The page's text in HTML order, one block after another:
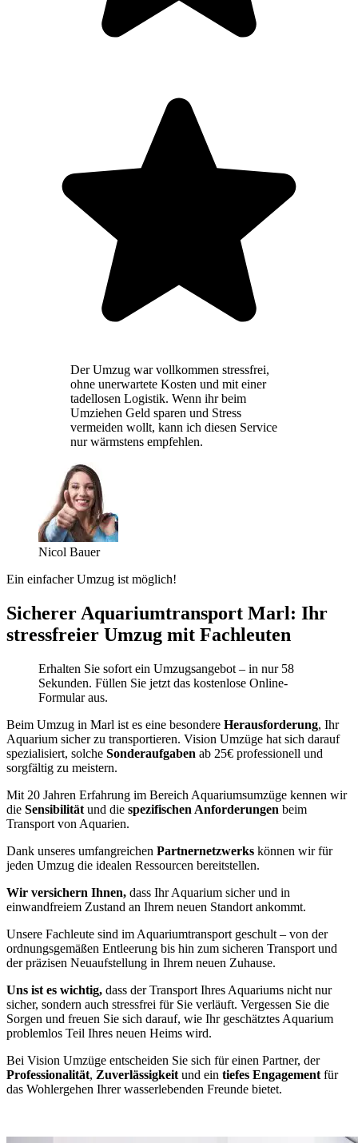
Der Umzug war vollkommen stressfrei,
ohne unerwartete Kosten und mit einer
tadellosen Logistik. Wenn ihr beim
Umziehen Geld sparen und Stress
vermeiden wollt, kann ich diesen Service
nur wärmstens empfehlen.
Nicol Bauer
Ein einfacher Umzug ist möglich!
Sicherer Aquariumtransport Marl: Ihr
stressfreier Umzug mit Fachleuten
Erhalten Sie sofort ein Umzugsangebot – in nur 58
Sekunden. Füllen Sie jetzt das kostenlose Online-
Formular aus.
Beim Umzug in Marl ist es eine besondere Herausforderung, Ihr
Aquarium sicher zu transportieren. Vision Umzüge hat sich darauf
spezialisiert, solche Sonderaufgaben ab 25€ professionell und
sorgfältig zu meistern.
Mit 20 Jahren Erfahrung im Bereich Aquariumsumzüge kennen wir
die Sensibilität und die spezifischen Anforderungen beim
Transport von Aquarien.
Dank unseres umfangreichen Partnernetzwerks können wir für
jeden Umzug die idealen Ressourcen bereitstellen.
Wir versichern Ihnen, dass Ihr Aquarium sicher und in
einwandfreiem Zustand an Ihrem neuen Standort ankommt.
Unsere Fachleute sind im Aquariumtransport geschult – von der
ordnungsgemäßen Entleerung bis hin zum sicheren Transport und
der präzisen Neuaufstellung in Ihrem neuen Zuhause.
Uns ist es wichtig, dass der Transport Ihres Aquariums nicht nur
sicher, sondern auch stressfrei für Sie verläuft. Vergessen Sie die
Sorgen und freuen Sie sich darauf, wie Ihr geschätztes Aquarium
problemlos Teil Ihres neuen Heims wird.
Bei Vision Umzüge entscheiden Sie sich für einen Partner, der
Professionalität, Zuverlässigkeit und ein tiefes Engagement für
das Wohlergehen Ihrer wasserlebenden Freunde bietet.